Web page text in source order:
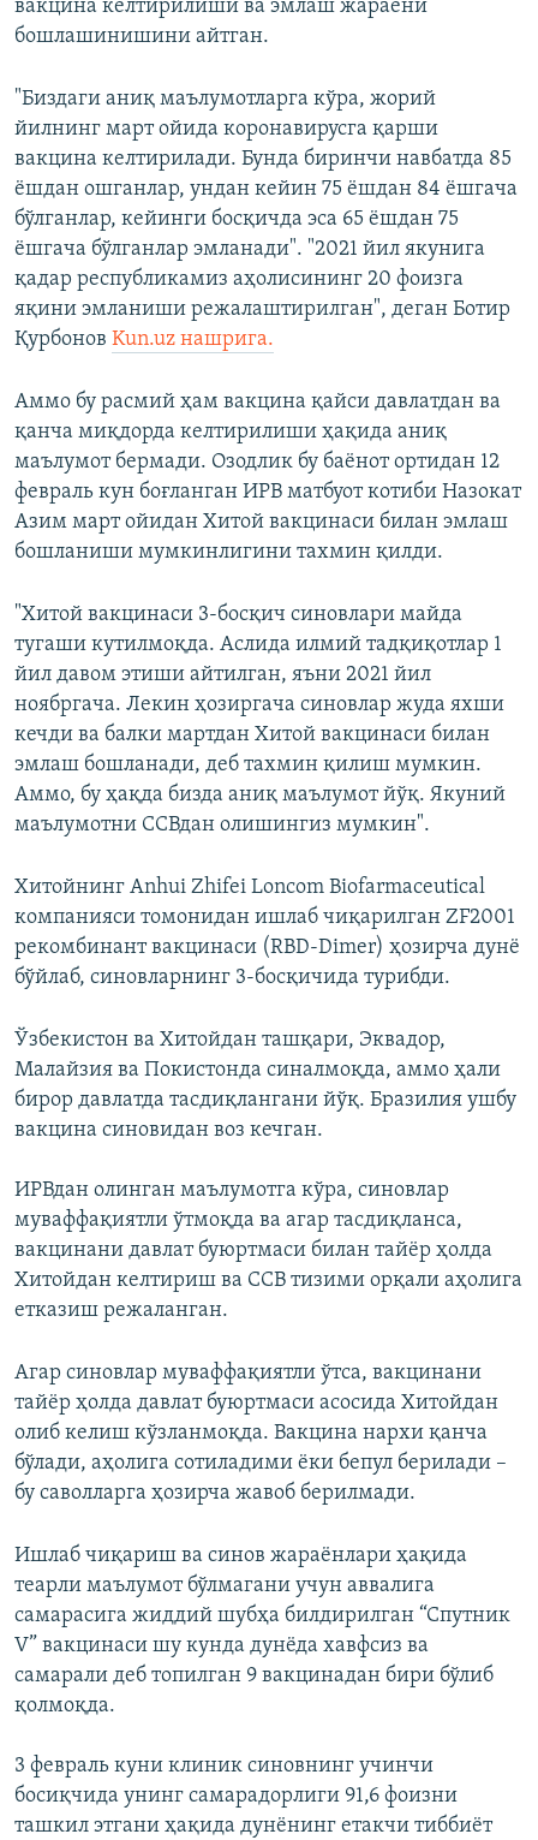
вакцина келтирилиши ва эмлаш жараёни
бошлашинишини айтган.
"Биздаги аниқ маълумотларга кўра, жорий
йилнинг март ойида коронавирусга қарши
вакцина келтирилади. Бунда биринчи навбатда 85
ёшдан ошганлар, ундан кейин 75 ёшдан 84 ёшгача
бўлганлар, кейинги босқичда эса 65 ёшдан 75
ёшгача бўлганлар эмланади". "2021 йил якунига
қадар республикамиз аҳолисининг 20 фоизга
яқини эмланиши режалаштирилган", деган Ботир
Қурбонов Kun.uz нашрига.
Аммо бу расмий ҳам вакцина қайси давлатдан ва
қанча миқдорда келтирилиши ҳақида аниқ
маълумот бермади. Озодлик бу баёнот ортидан 12
февраль кун боғланган ИРВ матбуот котиби Назокат
Азим март ойидан Хитой вакцинаси билан эмлаш
бошланиши мумкинлигини тахмин қилди.
"Хитой вакцинаси 3-босқич синовлари майда
тугаши кутилмоқда. Аслида илмий тадқиқотлар 1
йил давом этиши айтилган, яъни 2021 йил
ноябргача. Лекин ҳозиргача синовлар жуда яхши
кечди ва балки мартдан Хитой вакцинаси билан
эмлаш бошланади, деб тахмин қилиш мумкин.
Аммо, бу ҳақда бизда аниқ маълумот йўқ. Якуний
маълумотни ССВдан олишингиз мумкин".
Хитойнинг Anhui Zhifei Loncom Biofarmaceutical
компанияси томонидан ишлаб чиқарилган ZF2001
рекомбинант вакцинаси (RBD-Dimer) ҳозирча дунё
бўйлаб, синовларнинг 3-босқичида турибди.
Ўзбекистон ва Хитойдан ташқари, Эквадор,
Малайзия ва Покистонда синалмоқда, аммо ҳали
бирор давлатда тасдиқлангани йўқ. Бразилия ушбу
вакцина синовидан воз кечган.
ИРВдан олинган маълумотга кўра, синовлар
муваффақиятли ўтмоқда ва агар тасдиқланса,
вакцинани давлат буюртмаси билан тайёр ҳолда
Хитойдан келтириш ва ССВ тизими орқали аҳолига
етказиш режаланган.
Агар синовлар муваффақиятли ўтса, вакцинани
тайёр ҳолда давлат буюртмаси асосида Хитойдан
олиб келиш кўзланмоқда. Вакцина нархи қанча
бўлади, аҳолига сотиладими ёки бепул берилади –
бу саволларга ҳозирча жавоб берилмади.
Ишлаб чиқариш ва синов жараёнлари ҳақида
теарли маълумот бўлмагани учун аввалига
самарасига жиддий шубҳа билдирилган “Спутник
V” вакцинаси шу кунда дунёда хавфсиз ва
самарали деб топилган 9 вакцинадан бири бўлиб
қолмоқда.
3 февраль куни клиник синовнинг учинчи
босиқчида унинг самарадорлиги 91,6 фоизни
ташкил этгани ҳақида дунёнинг етакчи тиббиёт